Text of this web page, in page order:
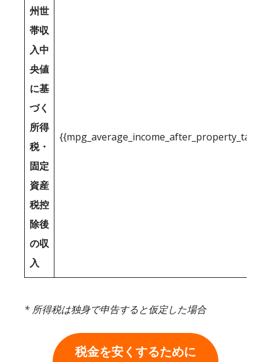
州世
帯収
入中
央値
に基
づく
所得
税・
固定
資産
税控
除後
の収
入
* 所得税は独身で申告すると仮定した場合
税金を安くするために